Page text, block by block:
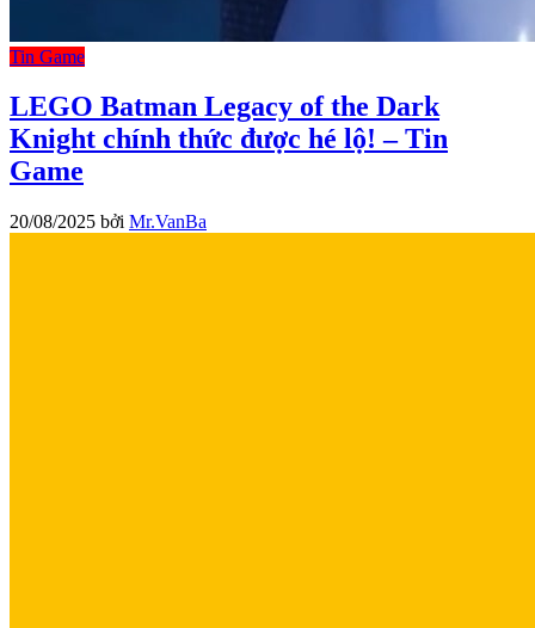
Tin Game
LEGO Batman Legacy of the Dark
Knight chính thức được hé lộ! – Tin
Game
20/08/2025 bởi Mr.VanBa